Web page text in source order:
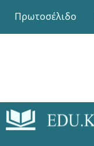
Πρωτοσέλιδο